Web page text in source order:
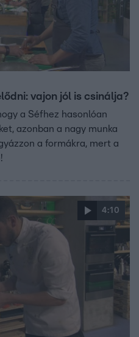
vajon jól is csinálja?
a Séfhez hasonlóan
azonban a nagy munka
a formákra, mert a
4:10